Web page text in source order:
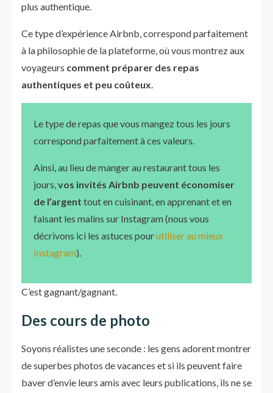
plus authentique.
Ce type d’expérience Airbnb, correspond parfaitement
à la philosophie de la plateforme, où vous montrez aux
voyageurs comment préparer des repas
authentiques et peu coûteux.
Le type de repas que vous mangez tous les jours
correspond parfaitement à ces valeurs.
Ainsi, au lieu de manger au restaurant tous les
jours,vos invités Airbnb peuvent économiser
de l’argent tout en cuisinant, en apprenant et en
faisant les malins sur Instagram (nous vous
décrivons ici les astuces pourutiliser au mieux
Instagram).
C’est gagnant/gagnant.
Des cours de photo
Soyons réalistes une seconde : les gens adorent montrer
de superbes photos de vacances et si ils peuvent faire
baver d’envie leurs amis avec leurs publications, ils ne se